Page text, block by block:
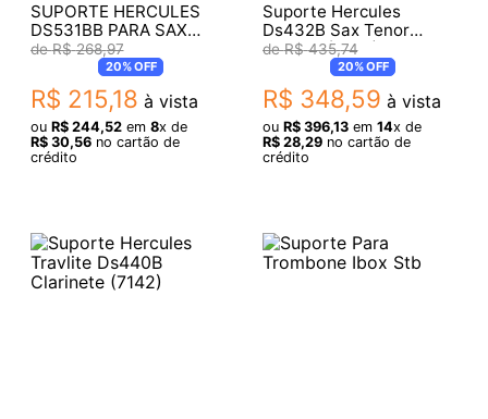
SUPORTE HERCULES
DS531BB PARA SAX
SOPRANO
R$ 268,97
20%OFF
R$ 215,18 à vista
ou R$ 244,52em 8x de
R$ 30,56no cartão de
crédito
Suporte Hercules
Ds432B Sax Tenor
Travlite (7980)
R$ 435,74
20%OFF
R$ 348,59 à vista
ou R$ 396,13em 14x de
R$ 28,29no cartão de
crédito